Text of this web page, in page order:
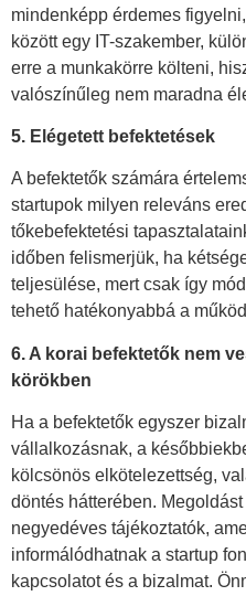
mindenképp érdemes
között egy IT-szakember,
erre a munkakörre költeni,
valószínűleg nem maradna
5. Elégetett befektetések
A befektetők számára
startupok milyen releváns
tőkebefektetési
időben felismerjük, ha
teljesülése, mert csak így
tehető hatékonyabbá a
6. A korai befektetők nem
körökben
Ha a befektetők egyszer
vállalkozásnak, a
kölcsönös elkötelezettség,
döntés hátterében.
negyedéves tájékoztatók,
informálódhatnak a startup
kapcsolatot és a bizalmat.